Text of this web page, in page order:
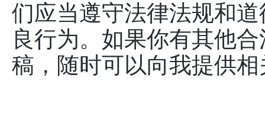
们应当遵守法律法规和
良行为。如果你有其他
稿，随时可以向我提供